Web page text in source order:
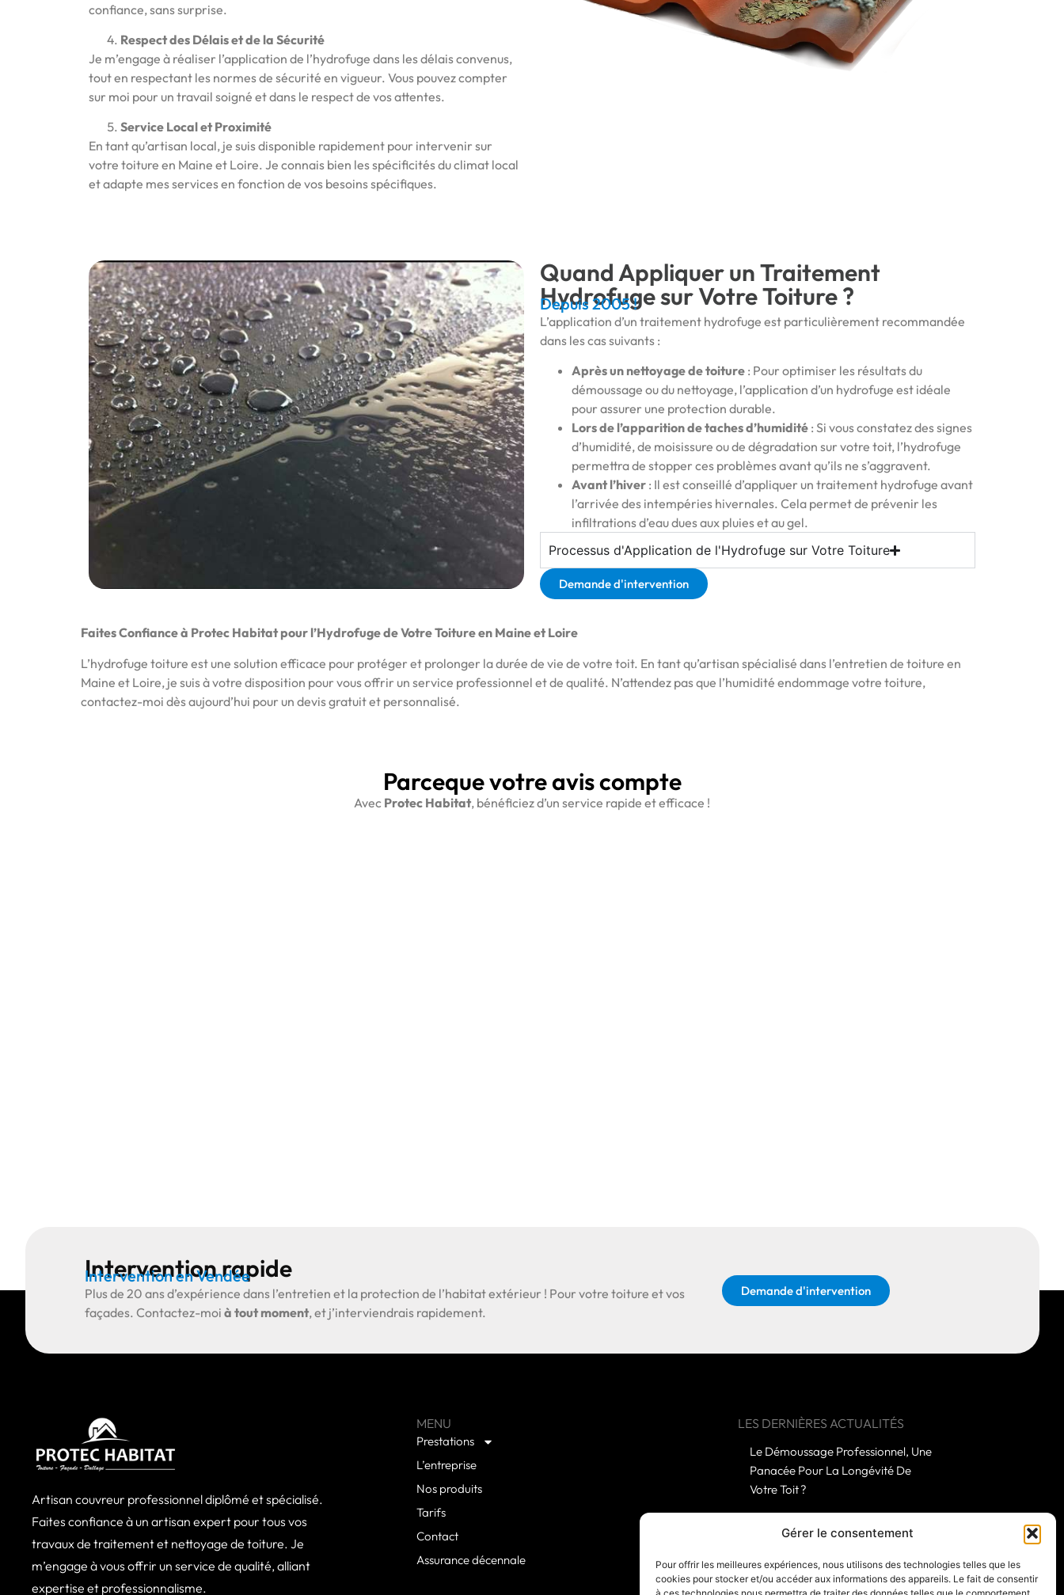
Gérer le consentement
Pour offrir les meilleures expériences, nous utilisons des technologies telles que les
cookies pour stocker et/ou accéder aux informations des appareils. Le fait de consentir
confiance, sans surprise.
Respect des Délais et de la Sécurité
Je m’engage à réaliser l’application de l’hydrofuge dans les délais convenus,
tout en respectant les normes de sécurité en vigueur. Vous pouvez compter
sur moi pour un travail soigné et dans le respect de vos attentes.
Service Local et Proximité
En tant qu’artisan local, je suis disponible rapidement pour intervenir sur
votre toiture en Maine et Loire. Je connais bien les spécificités du climat local
et adapte mes services en fonction de vos besoins spécifiques.
Quand Appliquer un Traitement
Hydrofuge sur Votre Toiture ?
Depuis 2005 !
L’application d’un traitement hydrofuge est particulièrement recommandée
dans les cas suivants :
Après un nettoyage de toiture : Pour optimiser les résultats du
démoussage ou du nettoyage, l’application d’un hydrofuge est idéale
pour assurer une protection durable.
Lors de l’apparition de taches d’humidité : Si vous constatez des signes
d’humidité, de moisissure ou de dégradation sur votre toit, l’hydrofuge
permettra de stopper ces problèmes avant qu’ils ne s’aggravent.
Avant l’hiver : Il est conseillé d’appliquer un traitement hydrofuge avant
l’arrivée des intempéries hivernales. Cela permet de prévenir les
infiltrations d’eau dues aux pluies et au gel.
Processus d'Application de l'Hydrofuge sur Votre Toiture
Demande d'intervention
Faites Confiance à Protec Habitat pour l’Hydrofuge de Votre Toiture en Maine et Loire
L’hydrofuge toiture est une solution efficace pour protéger et prolonger la durée de vie de votre toit. En tant qu’artisan spécialisé dans l’entretien de toiture en
Maine et Loire, je suis à votre disposition pour vous offrir un service professionnel et de qualité. N’attendez pas que l’humidité endommage votre toiture,
contactez-moi dès aujourd’hui pour un devis gratuit et personnalisé.
Parceque votre avis compte
Avec Protec Habitat, bénéficiez d’un service rapide et efficace !
Intervention rapide
Intervention en Vendée
Plus de 20 ans d’expérience dans l’entretien et la protection de l’habitat extérieur ! Pour votre toiture et vos
façades. Contactez-moi à tout moment, et j’interviendrais rapidement.
Demande d'intervention
Artisan couvreur professionnel diplômé et spécialisé.
Faites confiance à un artisan expert pour tous vos
travaux de traitement et nettoyage de toiture. Je
m’engage à vous offrir un service de qualité, alliant
expertise et professionnalisme.
MENU
Prestations
L’entreprise
Nos produits
Tarifs
Contact
Assurance décennale
LES DERNIÈRES ACTUALITÉS
Le Démoussage Professionnel, Une
Panacée Pour La Longévité De
Votre Toit ?
Quelles Subtilités Distingue Un
Prestation Experte ?